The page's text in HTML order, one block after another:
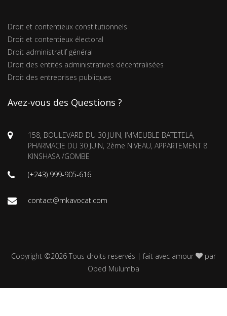
Droit et contentieux constitutionnels
Droit et contentieux électoral
Droit administratif général
Droit des entités administratives décentralisées
Droit des entreprises publiques
Avez-vous des Questions ?
158, BOULEVARD DU 30 JUIN, IMMEUBLE BATETELA,
PHARMACIE DU 30 JUIN, 2ème NIVEAU, APPARTEMENT 8
KINSHASA /GOMBE
(+243) 999-905-616
contact@mkavocat.com
Copyright ©2026 Tous droits reservés | fait avec amour
par
Obed Mulumba